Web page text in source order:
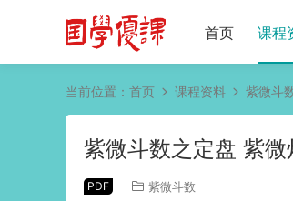
首页 课程
当前位置： 首页 课程资料 紫微斗
紫微斗数之定盘 紫
PDF 紫微斗数